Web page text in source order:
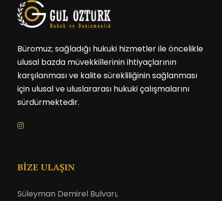
Büromuz; sağladığı hukuki hizmetler ile öncelikle
ulusal bazda müvekkillerinin ihtiyaçlarının
karşılanması ve kalite sürekliliğinin sağlanması
için ulusal ve uluslararası hukuki çalışmalarını
sürdürmektedir.
BİZE ULAŞIN
Süleyman Demirel Bulvarı,